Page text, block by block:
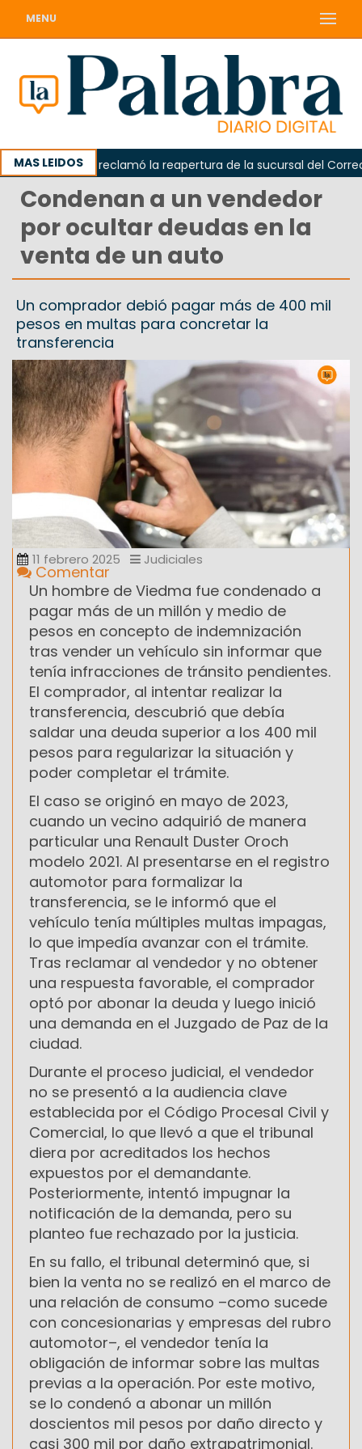
MENU
MAS LEIDOS
Odarda reclamó la reapertura de la sucursal del Correo
Condenan a un vendedor
por ocultar deudas en la
venta de un auto
Un comprador debió pagar más de 400 mil
pesos en multas para concretar la
transferencia
11 febrero 2025 Judiciales
Comentar
Un hombre de Viedma fue condenado a
pagar más de un millón y medio de
pesos en concepto de indemnización
tras vender un vehículo sin informar que
tenía infracciones de tránsito pendientes.
El comprador, al intentar realizar la
transferencia, descubrió que debía
saldar una deuda superior a los 400 mil
pesos para regularizar la situación y
poder completar el trámite.
El caso se originó en mayo de 2023,
cuando un vecino adquirió de manera
particular una Renault Duster Oroch
modelo 2021. Al presentarse en el registro
automotor para formalizar la
transferencia, se le informó que el
vehículo tenía múltiples multas impagas,
lo que impedía avanzar con el trámite.
Tras reclamar al vendedor y no obtener
una respuesta favorable, el comprador
optó por abonar la deuda y luego inició
una demanda en el Juzgado de Paz de la
ciudad.
Durante el proceso judicial, el vendedor
no se presentó a la audiencia clave
establecida por el Código Procesal Civil y
Comercial, lo que llevó a que el tribunal
diera por acreditados los hechos
expuestos por el demandante.
Posteriormente, intentó impugnar la
notificación de la demanda, pero su
planteo fue rechazado por la justicia.
En su fallo, el tribunal determinó que, si
bien la venta no se realizó en el marco de
una relación de consumo –como sucede
con concesionarias y empresas del rubro
automotor–, el vendedor tenía la
obligación de informar sobre las multas
previas a la operación. Por este motivo,
se lo condenó a abonar un millón
doscientos mil pesos por daño directo y
casi 300 mil por daño extrapatrimonial.